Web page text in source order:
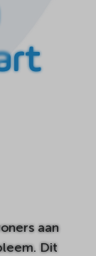
aan
Dit